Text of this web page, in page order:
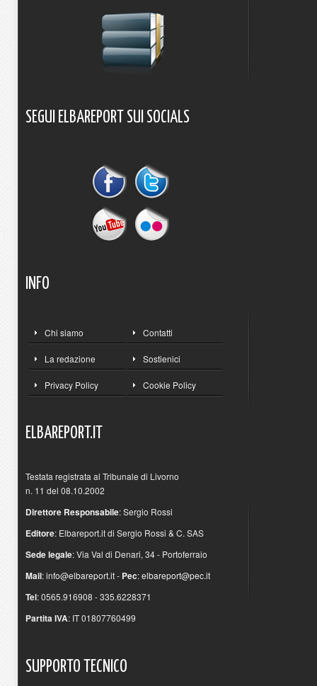
SEGUI ELBAREPORT SUI SOCIALS
INFO
Chi siamo Contatti
La redazione Sostienici
Privacy Policy Cookie Policy
ELBAREPORT.IT
Testata registrata al Tribunale di Livorno
n. 11 del 08.10.2002
Direttore Responsabile: Sergio Rossi
Editore: Elbareport.it di Sergio Rossi & C. SAS
Sede legale: Via Val di Denari, 34 - Portoferraio
Mail:info@elbareport.it- Pec:elbareport@pec.it
Tel: 0565.916908 - 335.6228371
Partita IVA: IT 01807760499
SUPPORTO TECNICO